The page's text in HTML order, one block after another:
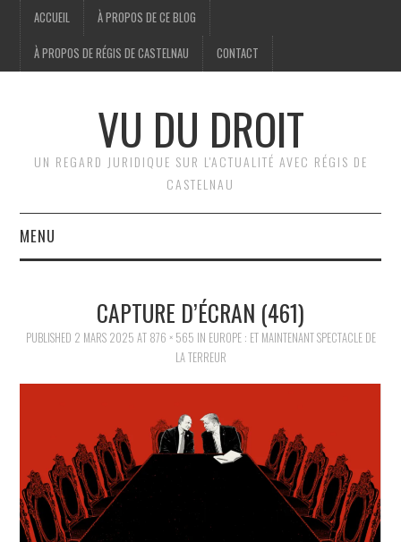
ACCUEIL À PROPOS DE CE BLOG
À PROPOS DE RÉGIS DE CASTELNAU CONTACT
VU DU DROIT
UN REGARD JURIDIQUE SUR L'ACTUALITÉ AVEC RÉGIS DE
CASTELNAU
MENU
HISTOIRE
CULTURE
CAPTURE D’ÉCRAN (461)
PUBLISHED 2 MARS 2025 AT 876 × 565 IN EUROPE : ET MAINTENANT SPECTACLE DE
LA TERREUR